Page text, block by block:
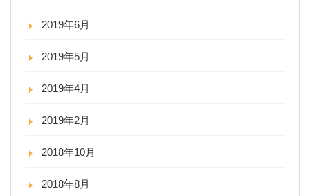
2019年6月
2019年5月
2019年4月
2019年2月
2018年10月
2018年8月